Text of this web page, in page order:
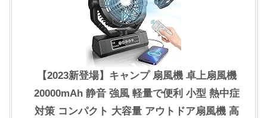
【2023新登場】キャンプ 扇風機 卓上扇風機
20000mAh 静音 強風 軽量で便利 小型 熱中症
対策 コンパクト 大容量 アウトドア扇風機 高